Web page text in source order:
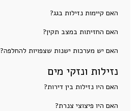
האם קיימות נזילות בגג?
האם החזיתות במצב תקין?
האם יש מערכות ישנות שצפויות להחלפה?
נזילות ונזקי מים
האם היו נזילות בין דירות?
האם היו פיצוצי צנרת?